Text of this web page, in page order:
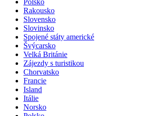
Polsko
Rakousko
Slovensko
Slovinsko
Spojené státy americké
Švýcarsko
Velká Británie
Zájezdy s turistikou
Chorvatsko
Francie
Island
Itálie
Norsko